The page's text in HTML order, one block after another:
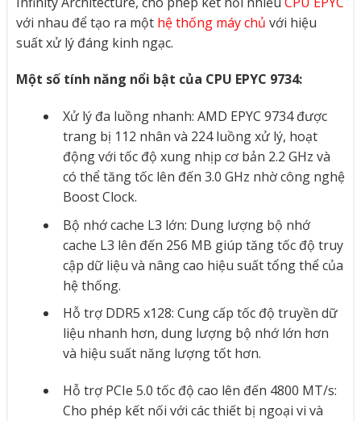
với nhau để tạo ra một hệ thống máy chủ với hiệu
suất xử lý đáng kinh ngạc.
Một số tính năng nổi bật của CPU EPYC 9734:
Xử lý đa luồng nhanh: AMD EPYC 9734 được
trang bị 112 nhân và 224 luồng xử lý, hoạt
động với tốc độ xung nhịp cơ bản 2.2 GHz và
có thể tăng tốc lên đến 3.0 GHz nhờ công nghệ
Boost Clock.
Bộ nhớ cache L3 lớn: Dung lượng bộ nhớ
cache L3 lên đến 256 MB giúp tăng tốc độ truy
cập dữ liệu và nâng cao hiệu suất tổng thể của
hệ thống.
Hỗ trợ DDR5 x128: Cung cấp tốc độ truyền dữ
liệu nhanh hơn, dung lượng bộ nhớ lớn hơn
và hiệu suất năng lượng tốt hơn.
Hỗ trợ PCIe 5.0 tốc độ cao lên đến 4800 MT/s:
Cho phép kết nối với các thiết bị ngoại vi và